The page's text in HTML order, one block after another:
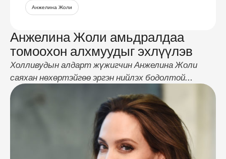
Анжелина Жоли
Анжелина Жоли амьдралдаа
томоохон алхмуудыг эхлүүлэв
Холливудын алдарт жүжигчин Анжелина Жоли
саяхан нөхөртэйгөө эргэн нийлэх бодолтой
байгаагаа илэрхийлсэн ч Брэд Питтээс
татгалзсан хариу аваад байсан билээ. Харин энэ
явдлын дараа од бүсгүй өөрийн амьдралд тодорхой
хэдэн алхмуудыг хийгээд байна. Тэрээр саяхан сайн
найз Канадын алдарт дуучин Селин Дионы намтар
киноны гол дүрд тоглохоос татгалзсан байна.